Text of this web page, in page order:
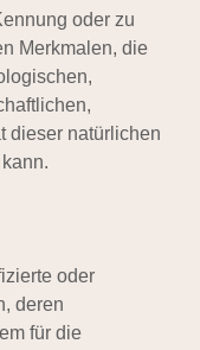
oder zu
Merkmalen, die
dieser natürlichen
oder
deren
für die